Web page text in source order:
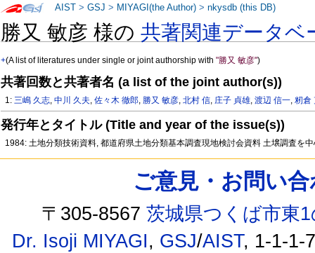
勝又 敏彦 様の共著関連データベ
+(A list of literatures under single or joint authorship with"勝又 敏彦")
共著回数と共著者名 (a list of the joint author(s))
1:三嶋 久志,中川 久夫,佐々木 徹郎, 勝又 敏彦,北村 信, 庄子 貞雄,渡辺 信一,籾倉
発行年とタイトル (Title and year of the issue(s))
1984: 土地分類技術資料, 都道府県土地分類基本調査現地検討会資料 土壌調査を
AIST >GSJ > MIYAGI(the Author) >nkysdb (this DB)
ご意見・お問い
〒305-8567茨城県つくば市東
Dr. Isoji MIYAGI, GSJ/AIST, 1-1-1-